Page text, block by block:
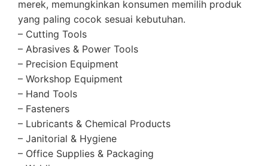
merek, memungkinkan konsumen memilih produk
yang paling cocok sesuai kebutuhan.
– Cutting Tools
– Abrasives & Power Tools
– Precision Equipment
– Workshop Equipment
– Hand Tools
– Fasteners
– Lubricants & Chemical Products
– Janitorial & Hygiene
– Office Supplies & Packaging